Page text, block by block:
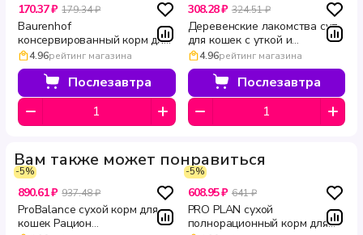
170.37 ₽ 179.34 ₽
Baurenhof
консервированный корм для
кошек с курицей Natural 340
г
4.96рейтинг магазина
Послезавтра
308.28 ₽ 324.51 ₽
Деревенские лакомства суп
для кошек с уткой и
креветкой пауч 4 шт по 35 г
4.96рейтинг магазина
Послезавтра
Вам также может понравиться
-5%
890.61 ₽ 937.48 ₽
ProBalance сухой корм для
кошек Рацион
-5%
608.95 ₽ 641 ₽
PRO PLAN сухой
полнорационный корм для